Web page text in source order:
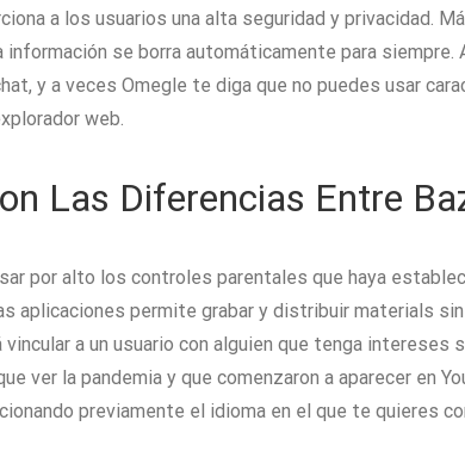
a los usuarios una alta seguridad y privacidad.
información se borra automáticamente para
y a veces Omegle te diga que no puedes usar
web.
Las Diferencias Entre
por alto los controles parentales que haya
aplicaciones permite grabar y distribuir materials
a un usuario con alguien que tenga
ver la pandemia y que comenzaron a aparecer
previamente el idioma en el que te quieres